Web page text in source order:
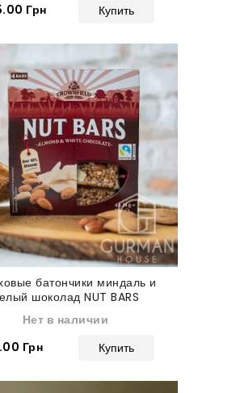
Грн
Купить
батончики миндаль и
шоколад NUT BARS
Crownfield 96 г
Нет в наличии
Грн
Купить